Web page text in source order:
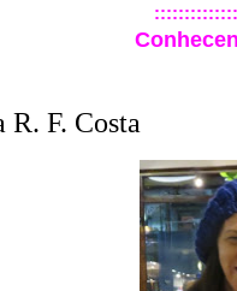
R. F. Costa